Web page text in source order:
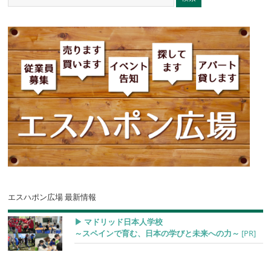
エスハポン広場 最新情報
▶︎ マドリッド日本人学校
～スペインで育む、日本の学びと未来への力～ [PR]